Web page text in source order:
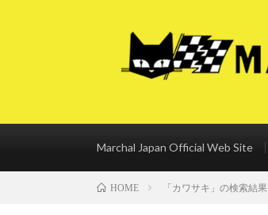
Marchal Japan Official Web Site
HOME 「カワサキ」の検索結果